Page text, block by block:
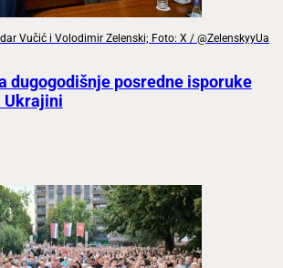
Vučić i Volodimir Zelenski; Foto: X / @ZelenskyyUa
dugogodišnje posredne isporuke
Ukrajini